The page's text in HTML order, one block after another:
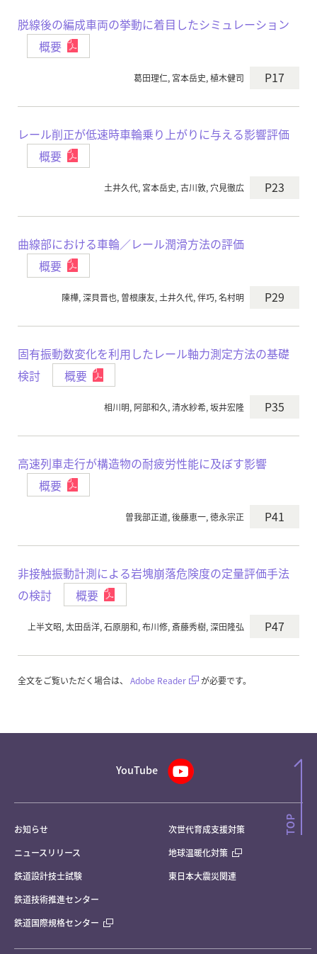
脱線後の編成車両の挙動に着目したシミュレーション
概要
葛田理仁, 宮本岳史, 植木健司 P17
レール削正が低速時車輪乗り上がりに与える影響評価
概要
土井久代, 宮本岳史, 古川敦, 穴見徹広 P23
曲線部における車輪／レール潤滑方法の評価
概要
陳樺, 深貝晋也, 曽根康友, 土井久代, 伴巧, 名村明 P29
固有振動数変化を利用したレール軸力測定方法の基礎
検討
概要
相川明, 阿部和久, 清水紗希, 坂井宏隆 P35
高速列車走行が構造物の耐疲労性能に及ぼす影響
概要
曽我部正道, 後藤恵一, 徳永宗正 P41
非接触振動計測による岩塊崩落危険度の定量評価手法
の検討
概要
上半文昭, 太田岳洋, 石原朋和, 布川修, 斎藤秀樹, 深田隆弘 P47
全文をご覧いただく場合は、 Adobe Reader が必要です。
YouTube
お知らせ
ニュースリリース
鉄道設計技士試験
鉄道技術推進センター
鉄道国際規格センター
次世代育成支援対策
地球温暖化対策
東日本大震災関連